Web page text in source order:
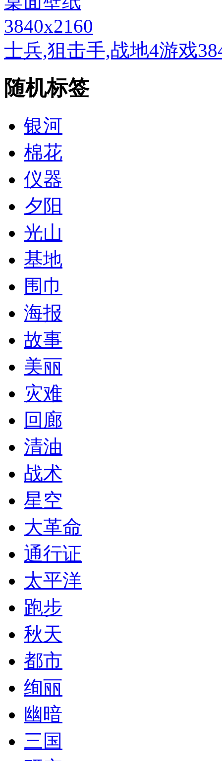
3840x2160
士兵,狙击手,战地4游戏
随机标签
银河
棉花
仪器
夕阳
光山
基地
围巾
海报
故事
美丽
灾难
回廊
清油
战术
星空
大革命
通行证
太平洋
跑步
秋天
都市
绚丽
幽暗
三国